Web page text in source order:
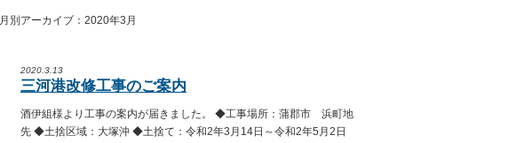
月別アーカイブ：2020年3月
2020.3.13
三河港改修工事のご案内
酒伊組様より工事の案内が届きました。 ◆工事場所：蒲郡市 浜町地
先 ◆土捨区域：大塚沖 ◆土捨て：令和2年3月14日～令和2年5月2日